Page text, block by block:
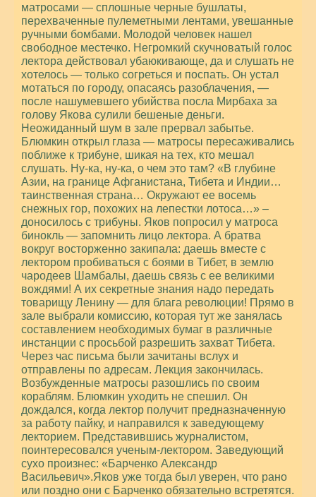
матросами — сплошные черные бушлаты,
перехваченные пулеметными лентами, увешанные
ручными бомбами. Молодой человек нашел
свободное местечко. Негромкий скучноватый голос
лектора действовал убаюкивающе, да и слушать не
хотелось — только согреться и поспать. Он устал
мотаться по городу, опасаясь разоблачения, —
после нашумевшего убийства посла Мирбаха за
голову Якова сулили бешеные деньги.
Неожиданный шум в зале прервал забытье.
Блюмкин открыл глаза — матросы пересаживались
поближе к трибуне, шикая на тех, кто мешал
слушать. Ну-ка, ну-ка, о чем это там? «В глубине
Азии, на границе Афганистана, Тибета и Индии…
таинственная страна… Окружают ее восемь
снежных гор, похожих на лепестки лотоса…» –
доносилось с трибуны. Яков попросил у матроса
бинокль — запомнить лицо лектора. А братва
вокруг восторженно закипала: даешь вместе с
лектором пробиваться с боями в Тибет, в землю
чародеев Шамбалы, даешь связь с ее великими
вождями! А их секретные знания надо передать
товарищу Ленину — для блага революции! Прямо в
зале выбрали комиссию, которая тут же занялась
составлением необходимых бумаг в различные
инстанции с просьбой разрешить захват Тибета.
Через час письма были зачитаны вслух и
отправлены по адресам. Лекция закончилась.
Возбужденные матросы разошлись по своим
кораблям. Блюмкин уходить не спешил. Он
дождался, когда лектор получит предназначенную
за работу пайку, и направился к заведующему
лекторием. Представившись журналистом,
поинтересовался ученым-лектором. Заведующий
сухо произнес: «Барченко Александр
Васильевич».Яков уже тогда был уверен, что рано
или поздно они с Барченко обязательно встретятся.